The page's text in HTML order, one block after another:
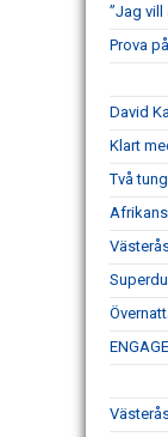
”Jag
Prova
David
Klart
Två